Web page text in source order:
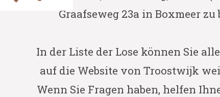
Graafseweg 23a in Boxmeer
In der Liste der Lose können Sie
auf die Website von Troostwijk
Wenn Sie Fragen haben, helfen